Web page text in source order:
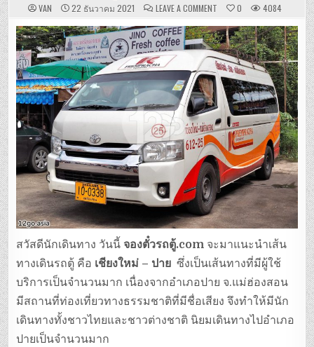
VAN 22 ธันวาคม 2021 LEAVE A COMMENT
ตู้
เชียงใหม่
–
ปาย
0 4084
สวัสดีนักเดินทาง วันนี้จองตั๋วรถตู้.com จะมาแนะนำเส้น
ทางเดินรถตู้ คือ เชียงใหม่ – ปาย ซึ่งเป็นเส้นทางที่มีผู้ใช้
บริการเป็นจำนวนมาก เนื่องจากอำเภอปาย จ.แม่ฮ่องสอน
มีสถานที่ท่องเที่ยวทางธรรมชาติที่มีชื่อเสียง จึงทำให้มีนัก
เดินทางทั้งชาวไทยและชาวต่างชาติ นิยมเดินทางไปอำเภอ
ปายเป็นจำนวนมาก